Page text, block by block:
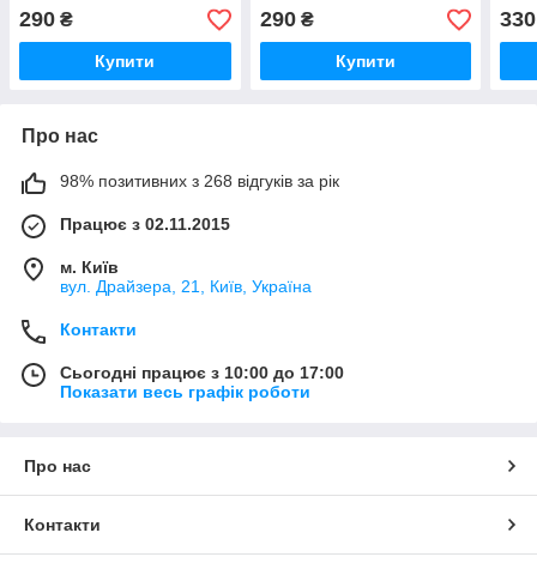
290 ₴
Купити
290₴
Купити
330
Про нас
98% позитивних з 268 відгуків за рік
Працює з 02.11.2015
м. Київ
вул. Драйзера, 21, Київ, Україна
Контакти
Сьогодні працює з 10:00 до 17:00
Показати весь графік роботи
Про нас
Контакти